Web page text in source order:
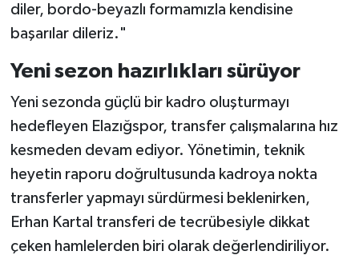
diler, bordo-beyazlı formamızla kendisine
başarılar dileriz."
Yeni sezon hazırlıkları sürüyor
Yeni sezonda güçlü bir kadro oluşturmayı
hedefleyen Elazığspor, transfer çalışmalarına hız
kesmeden devam ediyor. Yönetimin, teknik
heyetin raporu doğrultusunda kadroya nokta
transferler yapmayı sürdürmesi beklenirken,
Erhan Kartal transferi de tecrübesiyle dikkat
çeken hamlelerden biri olarak değerlendiriliyor.